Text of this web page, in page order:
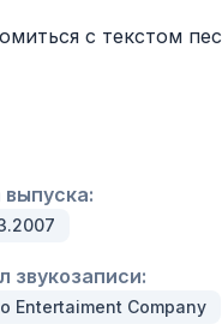
с текстом
звукозаписи:
Entertaiment Company